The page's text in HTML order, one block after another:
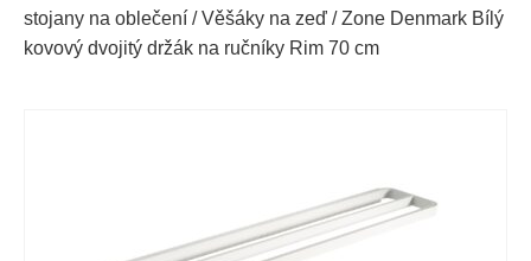
stojany na oblečení /Věšáky na zeď / Zone Denmark Bílý
kovový dvojitý držák na ručníky Rim 70 cm